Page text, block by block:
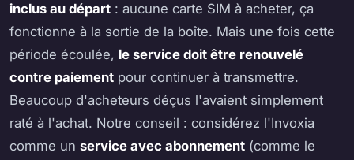
inclus au départ : aucune carte SIM à acheter, ça
fonctionne à la sortie de la boîte. Mais une fois cette
période écoulée, le service doit être renouvelé
contre paiement pour continuer à transmettre.
Beaucoup d'acheteurs déçus l'avaient simplement
raté à l'achat. Notre conseil : considérez l'Invoxia
comme un service avec abonnement (comme le